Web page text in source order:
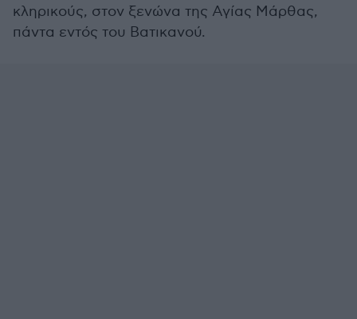
κληρικούς, στον ξενώνα της Αγίας Μάρθας,
πάντα εντός του Βατικανού.